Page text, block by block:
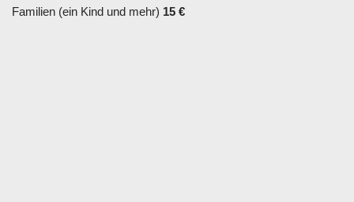
Familien (ein Kind und mehr) 15 €